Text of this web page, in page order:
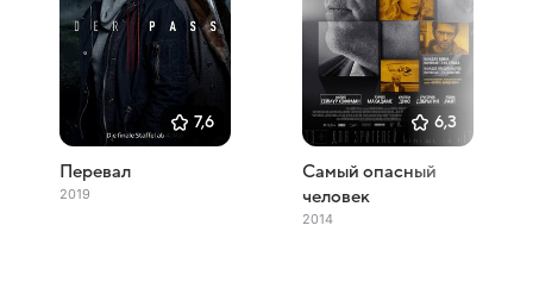
7,6
Перевал
2019
6,3
Самый опасный
человек
2014